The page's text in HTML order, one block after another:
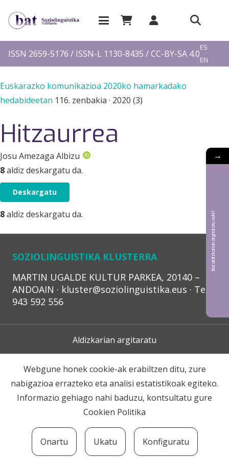
ISSN 2659-5176 / ISSN-L 1130-8435 / CC-BY-SA 4.0
ES
EN
Euskarazko komunikazioa 2020ko hamarkadako
hedabideetan 116. zenbakia · 2020 (3)
Hitzaurrea
Josu Amezaga Albizu
8aldiz deskargatu da.
Deskargatu
8aldiz deskargatu da.
SOZIOLINGUISTIKA KLUSTERRA
MARTIN UGALDE KULTUR PARKEA, 20140 –
ANDOAIN · kluster@soziolinguistika.eus · Tel.:
943 592 556
Aldizkarian argitaratu
Lege Oharra
Harpidetza
© 2020 Soziolinguistika Klusterra
Webgune honek cookie-ak erabiltzen ditu, zure
nabigazioa errazteko eta analisi estatistikoak egiteko.
Informazio gehiago nahi baduzu, kontsultatu gure
Cookien Politika
Onartu Ukatu Konfiguratu
→
Bat aldizkarian argitaratu nahi?